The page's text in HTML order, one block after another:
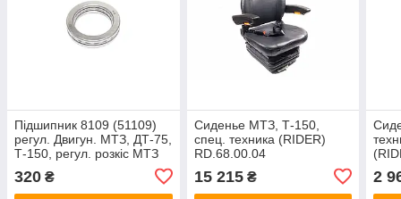
Підшипник 8109 (51109)
регул. Двигун. МТЗ, ДТ-75,
Т-150, регул. розкіс МТЗ
320 ₴
Сиденье МТЗ, Т-150,
спец. техника (RIDER)
RD.68.00.04
15 215₴ 2